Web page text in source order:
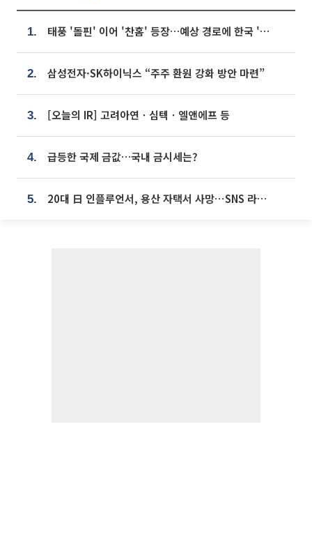
1. 태풍 '돌핀' 이어 '찬홈' 등장…예상 경로에 한국 '한숨'
2. 삼성전자·SK하이닉스 “주주 환원 강화 방안 마련”
3. [오늘의 IR] 고려아연ㆍ심텍ㆍ엘앤에프 등
4. 급등한 국제 금값…국내 금시세는?
5. 20대 日 인플루언서, 용산 자택서 사망⋯SNS 라방 중 숨져